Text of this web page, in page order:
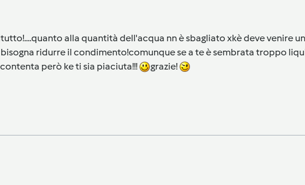
alla quantità dell'acqua nn è sbagliato xkè deve venire
ridurre il condimento!comunque se a te è sembrata troppo
però ke ti sia piaciuta!!!
grazie!